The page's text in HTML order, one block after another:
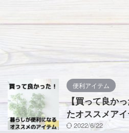
便利アイテム
【買って良か
たオススメア
2022/6/22